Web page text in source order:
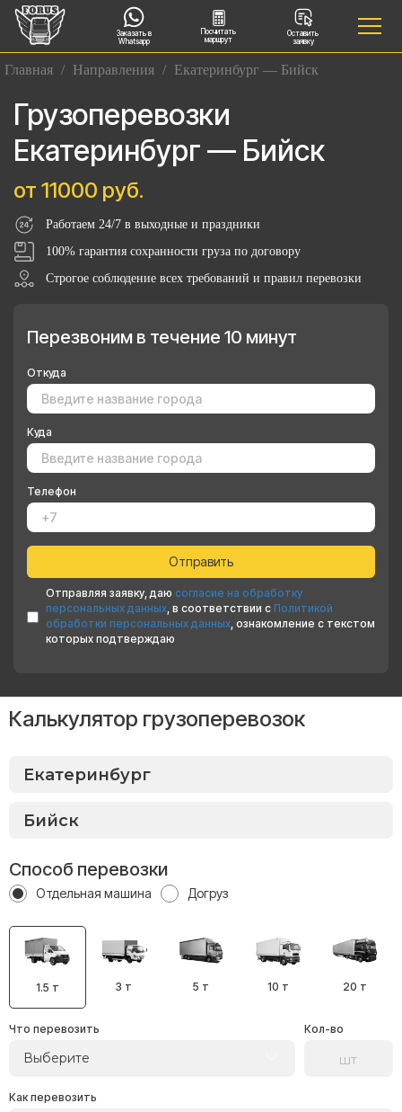
Заказать в
Whatsapp
Посчитать
маршрут
Оставить
заявку
Главная / Направления / Екатеринбург — Бийск
Грузоперевозки
Екатеринбург — Бийск
от 11000 руб.
Работаем 24/7 в выходные и праздники
100% гарантия сохранности груза по договору
Строгое соблюдение всех требований и правил перевозки
Перезвоним в течение 10 минут
Откуда
Куда
Телефон
Отправляя заявку, даю согласие на обработку
персональных данных, в соответствии с Политикой
обработки персональных данных, ознакомление с текстом
которых подтверждаю
Калькулятор грузоперевозок
Способ перевозки
Отдельная машина Догруз
1.5 т 3 т 5 т 10 т 20 т
Что перевозить
Выберите
Кол-во
Как перевозить